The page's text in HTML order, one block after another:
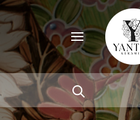
вездеНайти
Например,
велосипед